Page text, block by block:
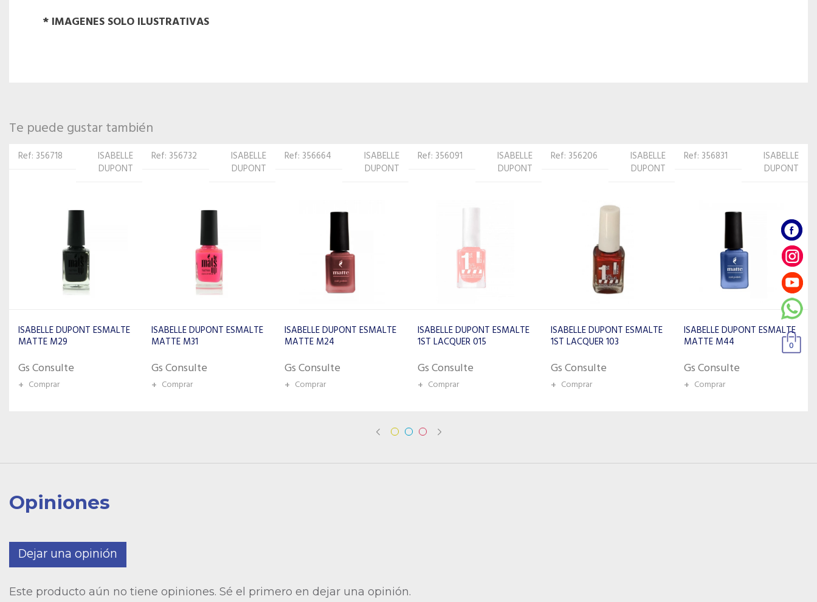
* IMAGENES SOLO ILUSTRATIVAS
Te puede gustar también
Ref: 356732
ISABELLE
DUPONT
ISABELLE DUPONT ESMALTE
MATTE M31
Gs Consulte
+ Comprar
Ref: 356664
ISABELLE
DUPONT
ISABELLE DUPONT ESMALTE
MATTE M24
Gs Consulte
+ Comprar
Ref: 356091
ISABELLE
DUPONT
ISABELLE DUPONT ESMALTE
1ST LACQUER 015
Gs Consulte
+ Comprar
Ref: 356206
ISABELLE
DUPONT
ISABELLE DUPONT ESMALTE
1ST LACQUER 103
Gs Consulte
+ Comprar
Ref: 356831
ISABELLE
DUPONT
ISABELLE DUPONT ESMALTE
MATTE M44
Gs Consulte
+ Comprar
Ref: 356060
ISABELLE
DUPONT
ISABELLE DUPONT ESMALTE
1ST LACQUER 010
Gs Consulte
+ Comprar
Opiniones
Dejar una opinión
Este producto aún no tiene opiniones. Sé el primero en dejar una opinión.
0